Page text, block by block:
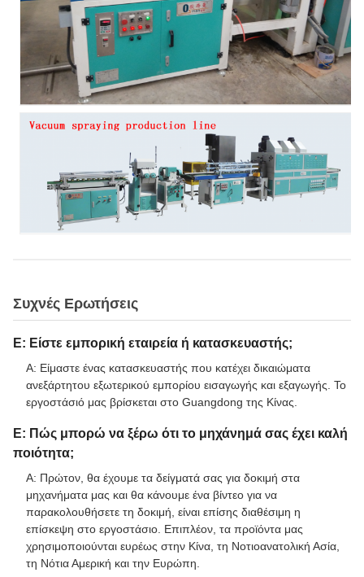
Συχνές Ερωτήσεις
Ε: Είστε εμπορική εταιρεία ή κατασκευαστής;
Α: Είμαστε ένας κατασκευαστής που κατέχει δικαιώματα
ανεξάρτητου εξωτερικού εμπορίου εισαγωγής και εξαγωγής. Το
εργοστάσιό μας βρίσκεται στο Guangdong της Κίνας.
Ε: Πώς μπορώ να ξέρω ότι το μηχάνημά σας έχει καλή
ποιότητα;
Α: Πρώτον, θα έχουμε τα δείγματά σας για δοκιμή στα
μηχανήματα μας και θα κάνουμε ένα βίντεο για να
παρακολουθήσετε τη δοκιμή, είναι επίσης διαθέσιμη η
επίσκεψη στο εργοστάσιο. Επιπλέον, τα προϊόντα μας
χρησιμοποιούνται ευρέως στην Κίνα, τη Νοτιοανατολική Ασία,
τη Νότια Αμερική και την Ευρώπη.